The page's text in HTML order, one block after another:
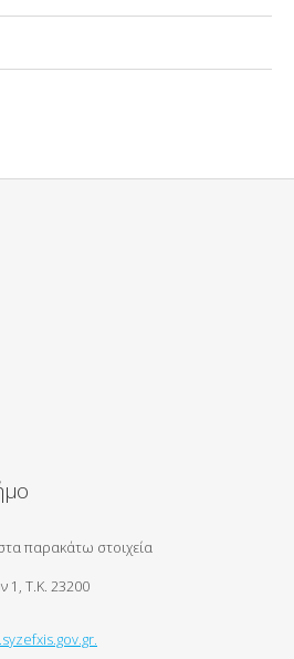
παρακάτω στοιχεία
1, Τ.Κ. 23200